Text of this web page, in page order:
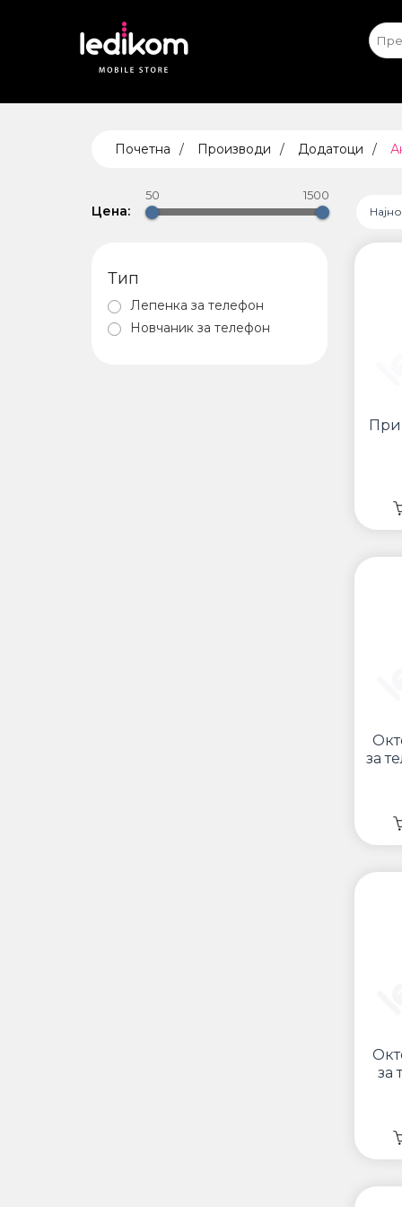
Почетна Производи Додатоци
Цена:
50 1500
Тип
Лепенка за телефон
Новчаник за телефон
за
за
• iPad
• Xiaomi